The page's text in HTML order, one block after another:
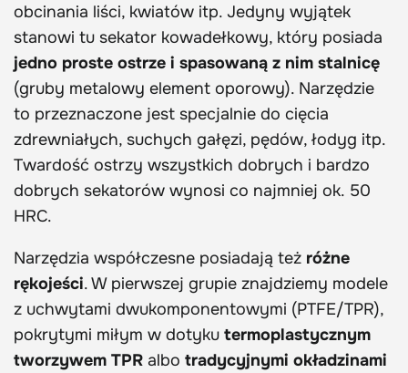
obcinania liści, kwiatów itp. Jedyny wyjątek
stanowi tu sekator kowadełkowy, który posiada
jedno proste ostrze i spasowaną z nim stalnicę
(gruby metalowy element oporowy). Narzędzie
to przeznaczone jest specjalnie do cięcia
zdrewniałych, suchych gałęzi, pędów, łodyg itp.
Twardość ostrzy wszystkich dobrych i bardzo
dobrych sekatorów wynosi co najmniej ok. 50
HRC.
Narzędzia współczesne posiadają też różne
rękojeści. W pierwszej grupie znajdziemy modele
z uchwytami dwukomponentowymi (PTFE/TPR),
pokrytymi miłym w dotyku termoplastycznym
tworzywem TPR albo tradycyjnymi okładzinami